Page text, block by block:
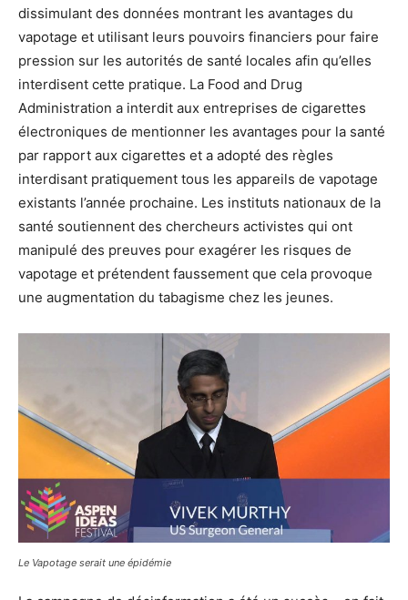
dissimulant des données montrant les avantages du
vapotage et utilisant leurs pouvoirs financiers pour faire
pression sur les autorités de santé locales afin qu’elles
interdisent cette pratique. La Food and Drug
Administration a interdit aux entreprises de cigarettes
électroniques de mentionner les avantages pour la santé
par rapport aux cigarettes et a adopté des règles
interdisant pratiquement tous les appareils de vapotage
existants l’année prochaine. Les instituts nationaux de la
santé soutiennent des chercheurs activistes qui ont
manipulé des preuves pour exagérer les risques de
vapotage et prétendent faussement que cela provoque
une augmentation du tabagisme chez les jeunes.
Le Vapotage serait une épidémie